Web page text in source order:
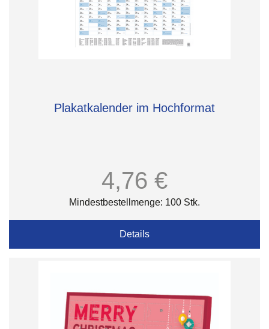
Plakatkalender im Hochformat
4,76 €
Mindestbestellmenge: 100 Stk.
Details